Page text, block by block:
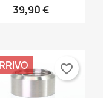
39,90 €
favorite_border